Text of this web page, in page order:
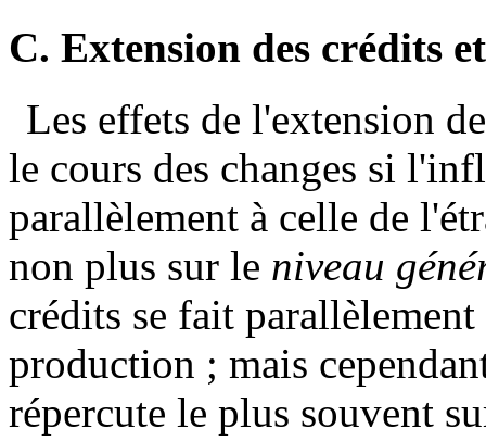
C. Extension des crédits
Les effets de l'extension
le cours des changes si
parallèlement à celle de
non plus sur le niveau
crédits se fait
production ; mais
répercute le plus souvent